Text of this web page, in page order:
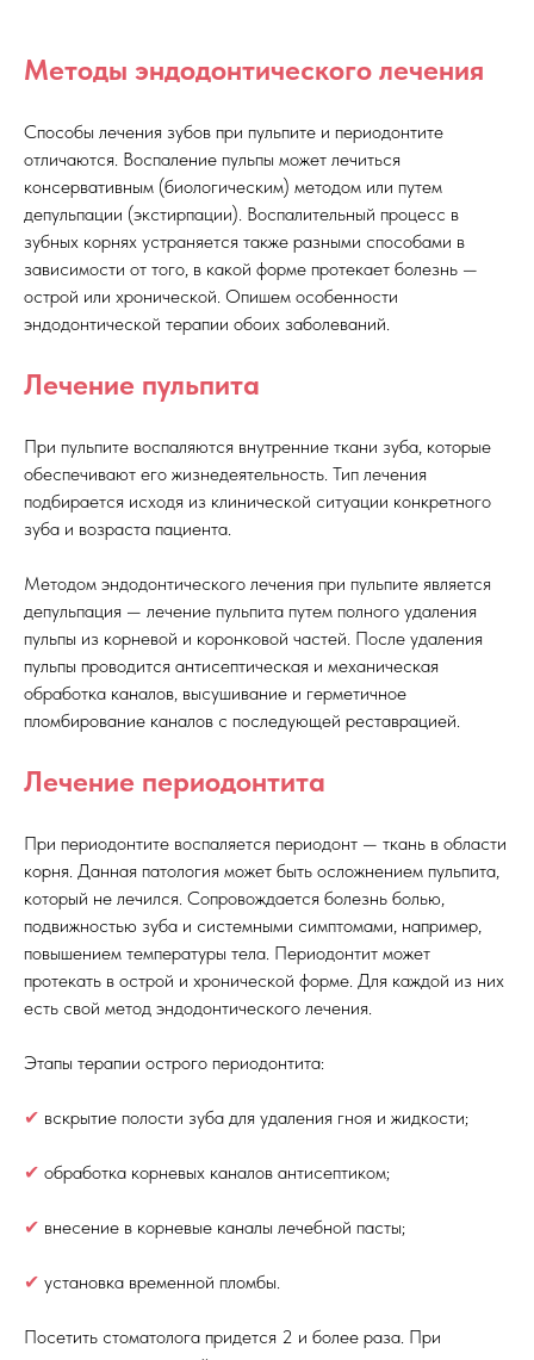
Методы эндодонтического лечения
Способы лечения зубов при пульпите и периодонтите
отличаются. Воспаление пульпы может лечиться
консервативным (биологическим) методом или путем
депульпации (экстирпации). Воспалительный процесс в
зубных корнях устраняется также разными способами в
зависимости от того, в какой форме протекает болезнь —
острой или хронической. Опишем особенности
эндодонтической терапии обоих заболеваний.
Лечение пульпита
При пульпите воспаляются внутренние ткани зуба, которые
обеспечивают его жизнедеятельность. Тип лечения
подбирается исходя из клинической ситуации конкретного
зуба и возраста пациента.
Методом эндодонтического лечения при пульпите является
депульпация — лечение пульпита путем полного удаления
пульпы из корневой и коронковой частей. После удаления
пульпы проводится антисептическая и механическая
обработка каналов, высушивание и герметичное
пломбирование каналов с последующей реставрацией.
Лечение периодонтита
При периодонтите воспаляется периодонт — ткань в области
корня. Данная патология может быть осложнением пульпита,
который не лечился. Сопровождается болезнь болью,
подвижностью зуба и системными симптомами, например,
повышением температуры тела. Периодонтит может
протекать в острой и хронической форме. Для каждой из них
есть свой метод эндодонтического лечения.
Этапы терапии острого периодонтита:
✔ вскрытие полости зуба для удаления гноя и жидкости;
✔ обработка корневых каналов антисептиком;
✔ внесение в корневые каналы лечебной пасты;
✔ установка временной пломбы.
Посетить стоматолога придется 2 и более раза. При